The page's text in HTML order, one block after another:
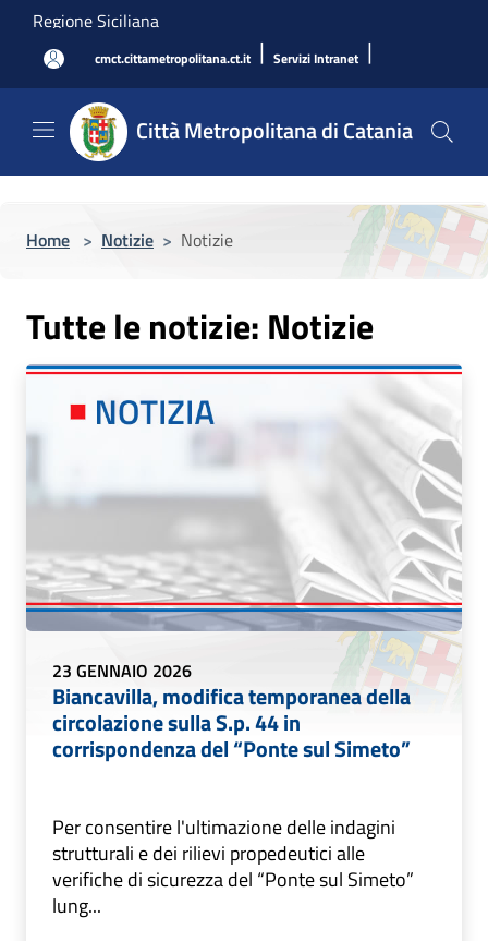
Salta al contenuto principale
Regione Siciliana
cmct.cittametropolitana.ct.it | Servizi Intranet |
Città Metropolitana di Catania
Home > Notizie > Notizie
Tutte le notizie: Notizie
23 GENNAIO 2026
Biancavilla, modifica temporanea della
circolazione sulla S.p. 44 in
corrispondenza del “Ponte sul Simeto”
Per consentire l'ultimazione delle indagini
strutturali e dei rilievi propedeutici alle
verifiche di sicurezza del “Ponte sul Simeto”
lung...